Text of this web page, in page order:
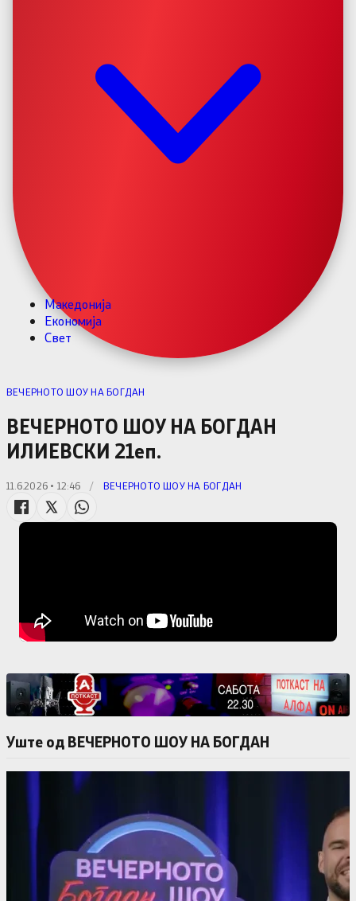
Македонија
Економија
Свет
ВЕЧЕРНОТО ШОУ НА БОГДАН
ВЕЧЕРНОТО ШОУ НА БОГДАН
ИЛИЕВСКИ 21еп.
11.6.2026 • 12:46 / ВЕЧЕРНОТО ШОУ НА БОГДАН
Уште од ВЕЧЕРНОТО ШОУ НА БОГДАН